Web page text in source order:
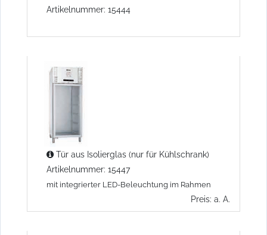
Artikelnummer: 15444
Tür aus Isolierglas (nur für Kühlschrank)
Artikelnummer: 15447
mit integrierter LED-Beleuchtung im Rahmen
Preis: a. A.